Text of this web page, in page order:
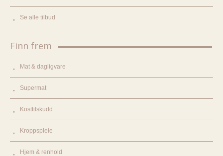
Se alle tilbud
Finn frem
Mat & dagligvare
Supermat
Kosttilskudd
Kroppspleie
Hjem & renhold